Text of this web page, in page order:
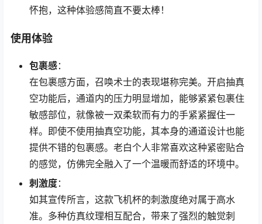
怀抱，这种体验感简直不要太棒！
使用体验
包裹感：
在包裹感方面，召唤术士的表现堪称完美。开启抽真
空功能后，通道内的压力明显增加，能够紧紧包裹住
敏感部位，就像被一双柔软而有力的手紧紧握住一
样。即使不使用抽真空功能，其本身的通道设计也能
提供不错的包裹感。老白个人非常喜欢这种紧密贴合
的感觉，仿佛完全融入了一个温暖而舒适的环境中。
刺激度：
如其宣传所言，这款飞机杯的刺激度绝对属于高水
准。多种仿真纹理相互配合，带来了强烈的触觉刺